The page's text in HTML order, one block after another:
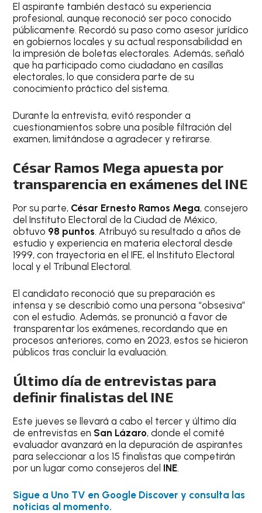
El aspirante también destacó su experiencia
profesional, aunque reconoció ser poco conocido
públicamente. Recordó su paso como asesor jurídico
en gobiernos locales y su actual responsabilidad en
la impresión de boletas electorales. Además, señaló
que ha participado como ciudadano en casillas
electorales, lo que considera parte de su
conocimiento práctico del sistema.
Durante la entrevista, evitó responder a
cuestionamientos sobre una posible filtración del
examen, limitándose a agradecer y retirarse.
César Ramos Mega apuesta por
transparencia en exámenes del INE
Por su parte, César Ernesto Ramos Mega, consejero
del Instituto Electoral de la Ciudad de México,
obtuvo 98 puntos. Atribuyó su resultado a años de
estudio y experiencia en materia electoral desde
1999, con trayectoria en el IFE, el Instituto Electoral
local y el Tribunal Electoral.
El candidato reconoció que su preparación es
intensa y se describió como una persona “obsesiva”
con el estudio. Además, se pronunció a favor de
transparentar los exámenes, recordando que en
procesos anteriores, como en 2023, estos se hicieron
públicos tras concluir la evaluación.
Último día de entrevistas para
definir finalistas del INE
Este jueves se llevará a cabo el tercer y último día
de entrevistas en San Lázaro, donde el comité
evaluador avanzará en la depuración de aspirantes
para seleccionar a los 15 finalistas que competirán
por un lugar como consejeros del INE.
Sigue a Uno TV en Google Discover y consulta las
noticias al momento.